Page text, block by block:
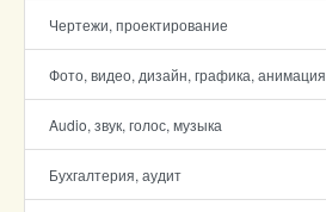
Чертежи, проектирование
Фото, видео, дизайн, графика, анимация
Audio, звук, голос, музыка
Бухгалтерия, аудит